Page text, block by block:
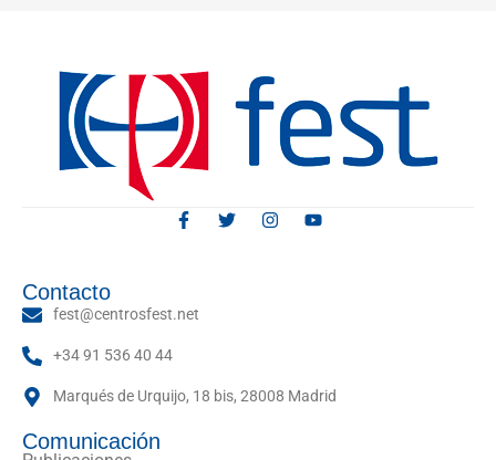
Contacto
fest@centrosfest.net
+34 91 536 40 44
Marqués de Urquijo, 18 bis, 28008 Madrid
Comunicación